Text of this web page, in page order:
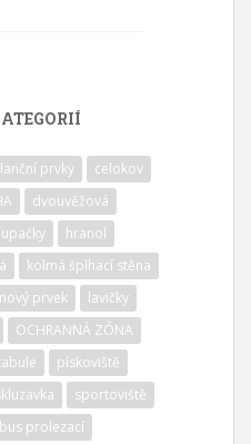
prvky
celokov
dvouvěžová
hranol
kolmá šplhací stěna
prvek
lavičky
OCHRANNÁ ZÓNA
pískoviště
sportoviště
prolezací